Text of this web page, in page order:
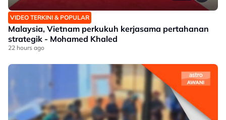
VIDEO TERKINI & POPULAR
Malaysia, Vietnam perkukuh kerjasama pertahanan
strategik - Mohamed Khaled
22 hours ago